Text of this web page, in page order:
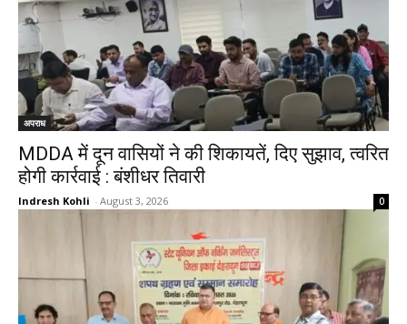
अपराध
MDDA में दून वासियों ने की शिकायतें, दिए सुझाव, त्वरित
होगी कार्रवाई : बंशीधर तिवारी
Indresh Kohli - August 3, 2026 0